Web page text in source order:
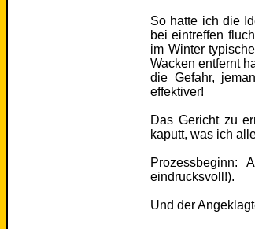
So hatte ich die
bei eintreffen
im Winter
Wacken entfernt
die Gefahr,
effektiver!
Das Gericht zu
kaputt, was ich
eindrucksvoll!).
Und der